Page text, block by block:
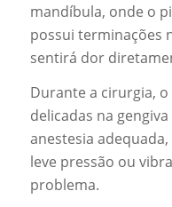
mandíbula, onde o
possui terminações
sentirá dor
Durante a cirurgia,
delicadas na
anestesia
leve pressão ou
problema.